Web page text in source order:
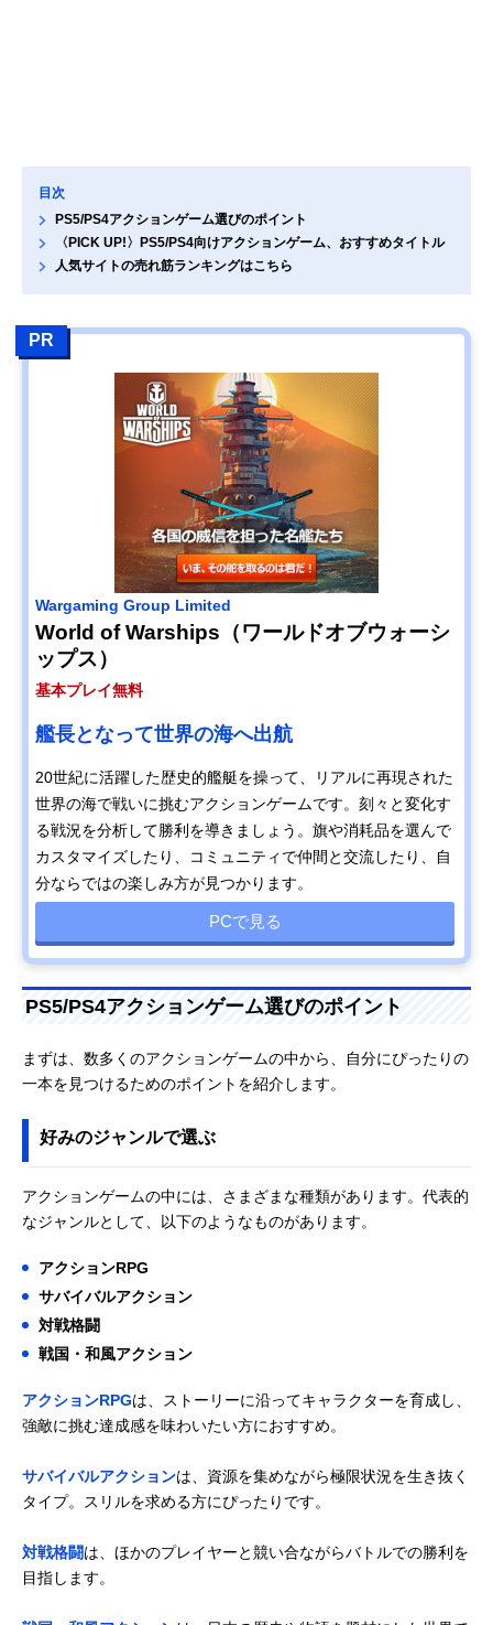
目次
PS5/PS4アクションゲーム選びのポイント
〈PICK UP!〉PS5/PS4向けアクションゲーム、おすすめタイトル
人気サイトの売れ筋ランキングはこちら
PR
Wargaming Group Limited
World of Warships（ワールドオブウォーシ
ップス）
基本プレイ無料
艦長となって世界の海へ出航
20世紀に活躍した歴史的艦艇を操って、リアルに再現された
世界の海で戦いに挑むアクションゲームです。刻々と変化す
る戦況を分析して勝利を導きましょう。旗や消耗品を選んで
カスタマイズしたり、コミュニティで仲間と交流したり、自
分ならではの楽しみ方が見つかります。
PCで見る
PS5/PS4アクションゲーム選びのポイント
まずは、数多くのアクションゲームの中から、自分にぴったりの
一本を見つけるためのポイントを紹介します。
好みのジャンルで選ぶ
アクションゲームの中には、さまざまな種類があります。代表的
なジャンルとして、以下のようなものがあります。
アクションRPG
サバイバルアクション
対戦格闘
戦国・和風アクション
アクションRPGは、ストーリーに沿ってキャラクターを育成し、
強敵に挑む達成感を味わいたい方におすすめ。
サバイバルアクションは、資源を集めながら極限状況を生き抜く
タイプ。スリルを求める方にぴったりです。
対戦格闘は、ほかのプレイヤーと競い合ながらバトルでの勝利を
目指します。